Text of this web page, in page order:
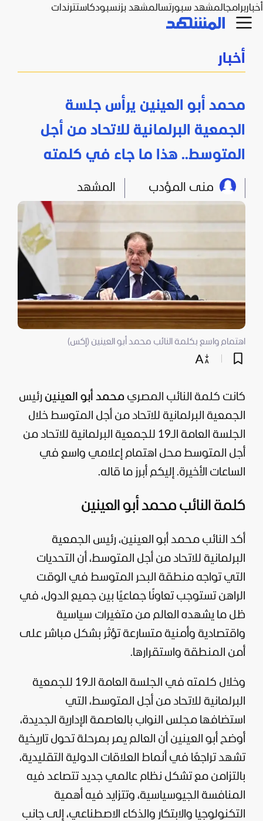
أخباربرامجالمشهد سبورتسالمشهد بزنسبودكاستترندات
أخبار
محمد أبو العينين يرأس جلسة
الجمعية البرلمانية للاتحاد من أجل
المتوسط.. هذا ما جاء في كلمته
منى المؤدب المشهد
اهتمام واسع بكلمة النائب محمد أبو العينين (إكس)
كانت كلمة النائب المصري محمد أبو العينين رئيس
الجمعية البرلمانية للاتحاد من أجل المتوسط خلال
الجلسة العامة الـ19 للجمعية البرلمانية للاتحاد من
أجل المتوسط محل اهتمام إعلامي واسع في
الساعات الأخيرة. إليكم أبرز ما قاله.
كلمة النائب محمد أبو العينين
أكد النائب محمد أبو العينين، رئيس الجمعية
البرلمانية للاتحاد من أجل المتوسط، أن التحديات
التي تواجه منطقة البحر المتوسط في الوقت
الراهن تستوجب تعاونًا جماعيًا بين جميع الدول، في
ظل ما يشهده العالم من متغيرات سياسية
واقتصادية وأمنية متسارعة تؤثر بشكل مباشر على
أمن المنطقة واستقرارها.
وخلال كلمته في الجلسة العامة الـ19 للجمعية
البرلمانية للاتحاد من أجل المتوسط، التي
استضافها مجلس النواب بالعاصمة الإدارية الجديدة،
أوضح أبو العينين أن العالم يمر بمرحلة تحول تاريخية
تشهد تراجعًا في أنماط العلاقات الدولية التقليدية،
بالتزامن مع تشكل نظام عالمي جديد تتصاعد فيه
المنافسة الجيوسياسية، وتتزايد فيه أهمية
التكنولوجيا والابتكار والذكاء الاصطناعي، إلى جانب